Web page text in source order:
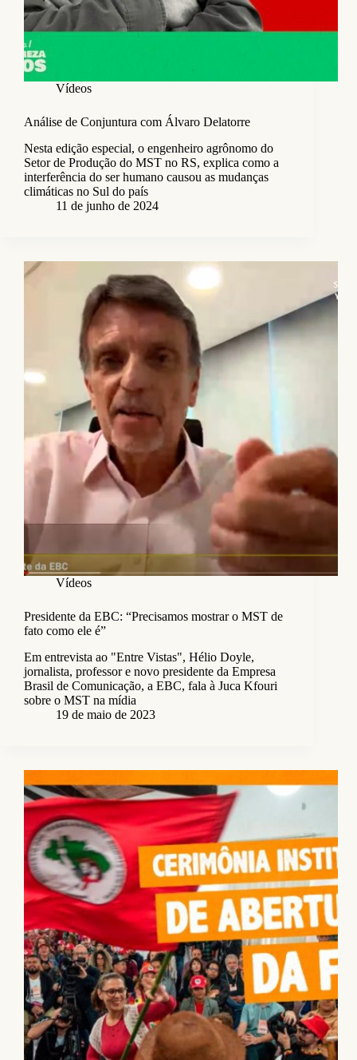
Vídeos
Análise de Conjuntura com Álvaro Delatorre
Nesta edição especial, o engenheiro agrônomo do
Setor de Produção do MST no RS, explica como a
interferência do ser humano causou as mudanças
climáticas no Sul do país
11 de junho de 2024
Vídeos
Presidente da EBC: “Precisamos mostrar o MST de
fato como ele é”
Em entrevista ao "Entre Vistas", Hélio Doyle,
jornalista, professor e novo presidente da Empresa
Brasil de Comunicação, a EBC, fala à Juca Kfouri
sobre o MST na mídia
19 de maio de 2023